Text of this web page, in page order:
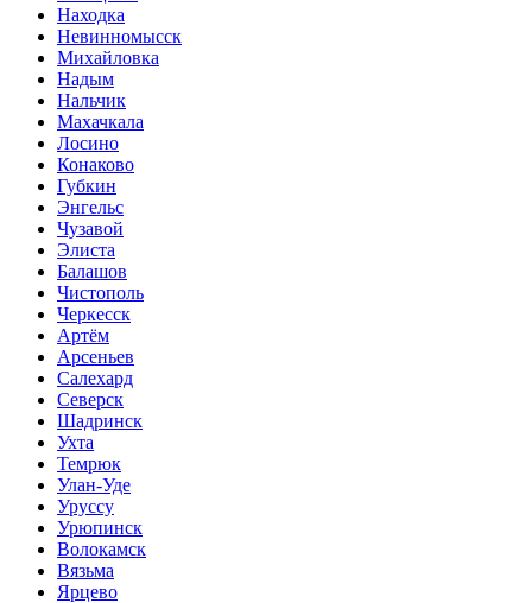
Находка
Невинномысск
Михайловка
Надым
Нальчик
Махачкала
Лосино
Конаково
Губкин
Энгельс
Чузавой
Элиста
Балашов
Чистополь
Черкесск
Артём
Арсеньев
Салехард
Северск
Шадринск
Ухта
Темрюк
Улан-Уде
Уруссу
Урюпинск
Волокамск
Вязьма
Ярцево